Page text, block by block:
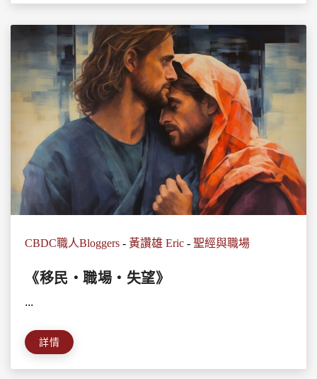
CBDC職人Bloggers - 黃讚雄 Eric - 聖經與職場
《移民‧職場‧失望》
...
詳情